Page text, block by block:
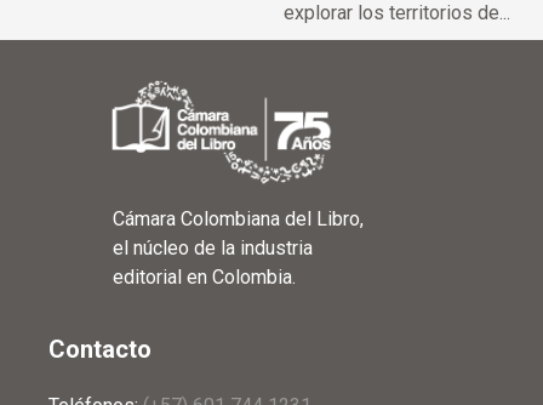
explorar los territorios de...
Cámara Colombiana del Libro,
el núcleo de la industria
editorial en Colombia.
Contacto